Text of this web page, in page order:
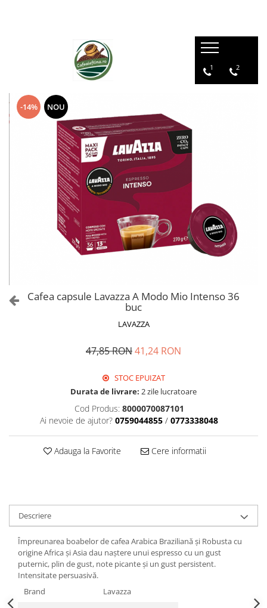
1 2
-14% NOU
Cafea capsule Lavazza A Modo Mio Intenso 36
buc
LAVAZZA
47,85 RON41,24 RON
STOC EPUIZAT
Durata de livrare: 2 zile lucratoare
Cod Produs: 8000070087101
Ai nevoie de ajutor? 0759044855 / 0773338048
Adauga la Favorite Cere informatii
Descriere
Împreunarea boabelor de cafea Arabica Braziliană și Robusta cu
origine Africa și Asia dau naștere unui espresso cu un gust
puternic, plin de gust, note picante și un gust persistent.
Intensitate persuasivă.
Brand
Lavazza